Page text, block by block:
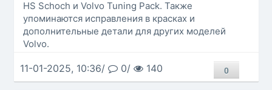
HS Schoch и Volvo Tuning Pack. Также
упоминаются исправления в красках и
дополнительные детали для других моделей
Volvo.
11-01-2025, 10:36/ 0/ 140 0